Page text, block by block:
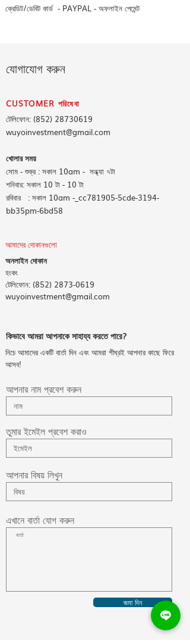
ক্রেডিট/ডেবিট কার্ড - PAYPAL - অফলাইন পেমেন্ট
যোগাযোগ করুন
CUSTOMER পরিষেবা
টেলিফোন: (852) 28730619
wuyoinvestment@gmail.com
খোলার সময়
সোম - শুক্র : সকাল 10am - সন্ধ্যা ৭টা
শনিবার: সকাল 10 টা - 10 টা
রবিবার : সকাল 10am -_cc781905-5cde-3194-
bb35pm-6bd58
আমাদের দোকানগুলো
অনলাইন দোকান
হংকং
টেলিফোন: (852) 2873-0619
wuyoinvestment@gmail.com
কিভাবে আমরা আপনাকে সাহায্য করতে পারে?
নিচে আমাদের একটি বার্তা দিন এবং আমরা শীঘ্রই আপনার কাছে ফিরে
আসব!
আপনার নাম প্রবেশ করুন
তুমার ইমেইল প্রবেশ করাও
আপনার বিষয় লিখুন
এখানে বার্তা যোগ করুন
জমা দিন